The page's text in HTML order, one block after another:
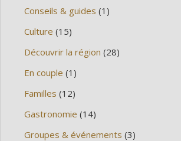
Conseils & guides (1)
Culture (15)
Découvrir la région (28)
En couple (1)
Familles (12)
Gastronomie (14)
Groupes & événements (3)